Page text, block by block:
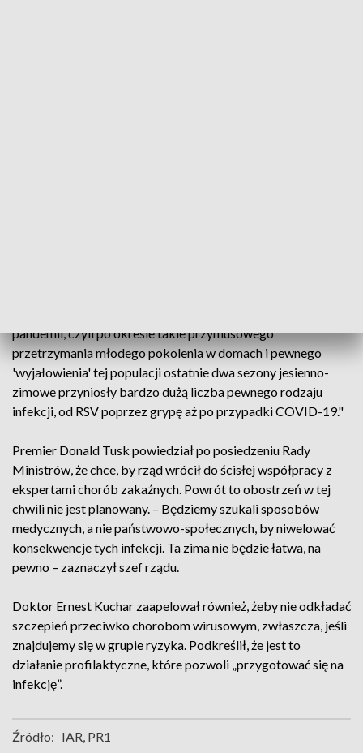
pandemii, czyli po okresie takie przymusowego
przetrzymania młodego pokolenia w domach i pewnego
'wyjałowienia' tej populacji ostatnie dwa sezony jesienno-
zimowe przyniosły bardzo dużą liczba pewnego rodzaju
infekcji, od RSV poprzez grypę aż po przypadki COVID-19."
Premier Donald Tusk powiedział po posiedzeniu Rady
Ministrów, że chce, by rząd wrócił do ścisłej współpracy z
ekspertami chorób zakaźnych. Powrót to obostrzeń w tej
chwili nie jest planowany. – Będziemy szukali sposobów
medycznych, a nie państwowo-społecznych, by niwelować
konsekwencje tych infekcji. Ta zima nie będzie łatwa, na
pewno – zaznaczył szef rządu.
Doktor Ernest Kuchar zaapelował również, żeby nie odkładać
szczepień przeciwko chorobom wirusowym, zwłaszcza, jeśli
znajdujemy się w grupie ryzyka. Podkreślił, że jest to
działanie profilaktyczne, które pozwoli „przygotować się na
infekcję”.
Źródło: IAR, PR1